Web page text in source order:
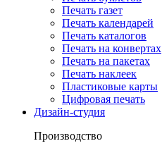
Печать газет
Печать календарей
Печать каталогов
Печать на конвертах
Печать на пакетах
Печать наклеек
Пластиковые карты
Цифровая печать
Дизайн-студия
Производство